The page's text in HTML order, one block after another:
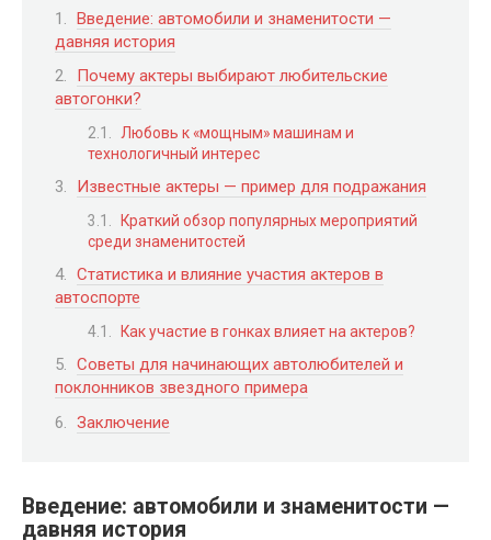
Введение: автомобили и знаменитости —
давняя история
Почему актеры выбирают любительские
автогонки?
Любовь к «мощным» машинам и
технологичный интерес
Известные актеры — пример для подражания
Краткий обзор популярных мероприятий
среди знаменитостей
Статистика и влияние участия актеров в
автоспорте
Как участие в гонках влияет на актеров?
Советы для начинающих автолюбителей и
поклонников звездного примера
Заключение
Введение: автомобили и знаменитости —
давняя история